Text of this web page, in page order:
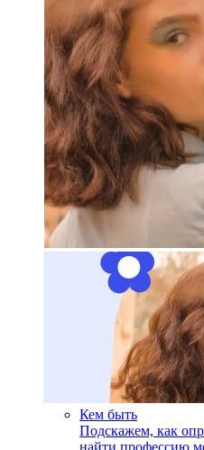
Кем быть
Подскажем, как
найти профессию